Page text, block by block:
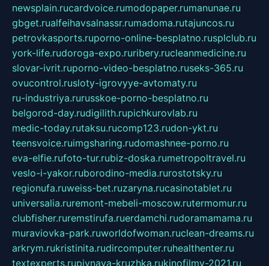
newsplain.rucardvoice.rumodopaper.rumanunae.ru
gbget.rualfeihavsalnassr.rumadoma.rutajuncos.ru
petrovkasports.ruporno-online-besplatno.rusplclub.ru
york-life.rudoroga-expo.ruribery.rucleanmedicine.ru
slovar-ivrit.ruporno-video-besplatno.ruseks-365.ru
ovucontrol.rusloty-igrovyye-avtomaty.ru
ru-industriya.rurusskoe-porno-besplatno.ru
belgorod-day.rudigilith.rupichkurovlab.ru
medic-today.rutaksu.rucomp123.rudon-ykt.ru
teensvoice.ruimgsharing.rudomashnee-porno.ru
eva-elfie.rufoto-tur.rubiz-doska.rumetropoltravel.ru
veslo-i-yakor.ruborodino-media.rurostotsky.ru
regionufa.ruweiss-bet.ruzaryna.rucasinotablet.ru
universalia.ruremont-mebeli-moscow.rutermomur.ru
clubfisher.ruremstirufa.ruerdamchi.rudoramamama.ru
muraviovka-park.ruworldofwoman.ruclean-dreams.ru
arkrym.rukristinita.rudircomputer.ruhealthenter.ru
textexperts.rupivnaya-kruzhka.rukinofilmy-2021.ru